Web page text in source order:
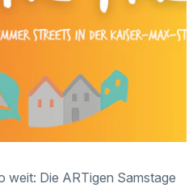
weit: Die ARTigen Samstage